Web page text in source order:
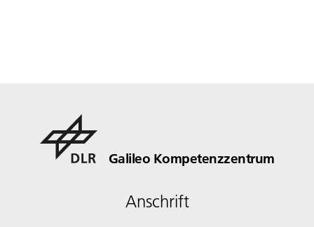
Galileo Kompetenzzentrum
Anschrift